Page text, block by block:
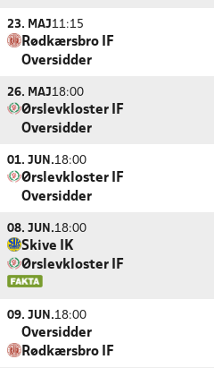
23. MAJ11:15
Rødkærsbro IF
Oversidder
26. MAJ18:00
Ørslevkloster IF
Oversidder
01. JUN.18:00
Ørslevkloster IF
Oversidder
08. JUN.18:00
Skive IK
Ørslevkloster IF
09. JUN.18:00
Oversidder
Rødkærsbro IF